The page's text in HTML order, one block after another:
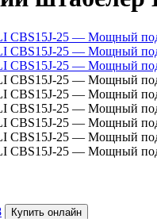
Купить онлайн